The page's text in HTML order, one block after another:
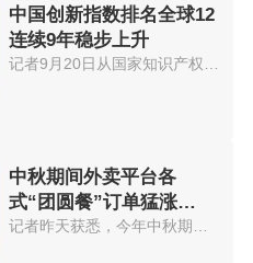
中国创新指数排名全球12
连续9年稳步上升
中秋期间外卖平台各
式“团圆餐”订单猛涨
574.56%
记者昨天获悉，今年中秋期间外卖...